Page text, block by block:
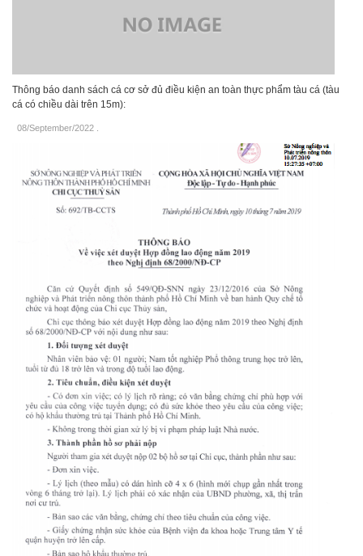
Thông báo danh sách cá cơ sở đủ điều kiện an toàn thực phẩm tàu cá (tàu
cá có chiều dài trên 15m):
08/September/2022